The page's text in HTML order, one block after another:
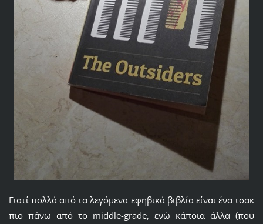
Γιατί πολλά από τα λεγόμενα εφηβικά βιβλία είναι ένα τσακ
πιο πάνω από το middle-grade, ενώ κάποια άλλα (που